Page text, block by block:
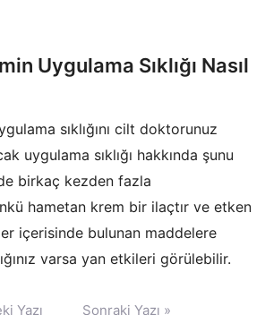
Uygulama Sıklığı Nasıl
sıklığını cilt doktorunuz
uygulama sıklığı hakkında şunu
birkaç kezden fazla
hametan krem bir ilaçtır ve etken
içerisinde bulunan maddelere
varsa yan etkileri görülebilir.
Yazı Sonraki Yazı »